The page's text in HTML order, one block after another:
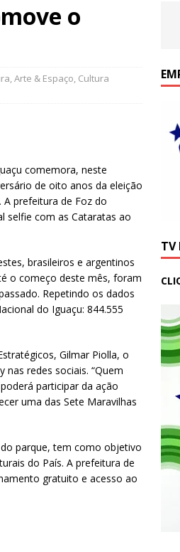
o
,Arte & Espaço, Cultura
comemora, neste
de oito anos da eleição
prefeitura de Foz do
selfie com as Cataratas ao
brasileiros e argentinos
o começo deste mês, foram
Repetindo os dados
do Iguaçu: 844.555
Gilmar Piolla, o
redes sociais. “Quem
participar da ação
uma das Sete Maravilhas
parque, tem como objetivo
do País. A prefeitura de
gratuito e acesso ao
TV